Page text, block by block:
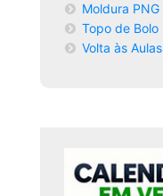
Moldura PNG
Topo de Bolo
Volta às Aulas